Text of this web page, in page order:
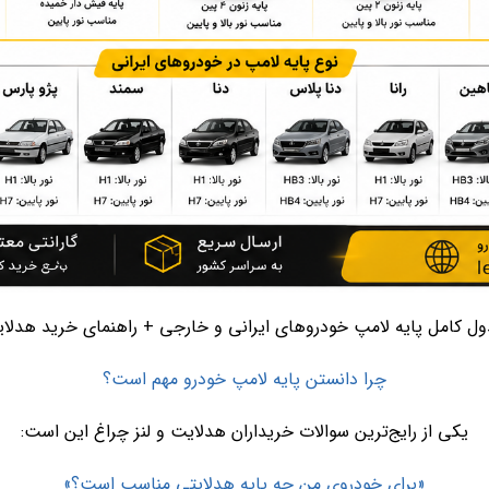
کامل پایه لامپ خودروهای ایرانی و خارجی + راهنمای خرید
چرا دانستن پایه لامپ خودرو مهم است؟
یکی از رایج‌ترین سوالات خریداران هدلایت و لنز چراغ این است: